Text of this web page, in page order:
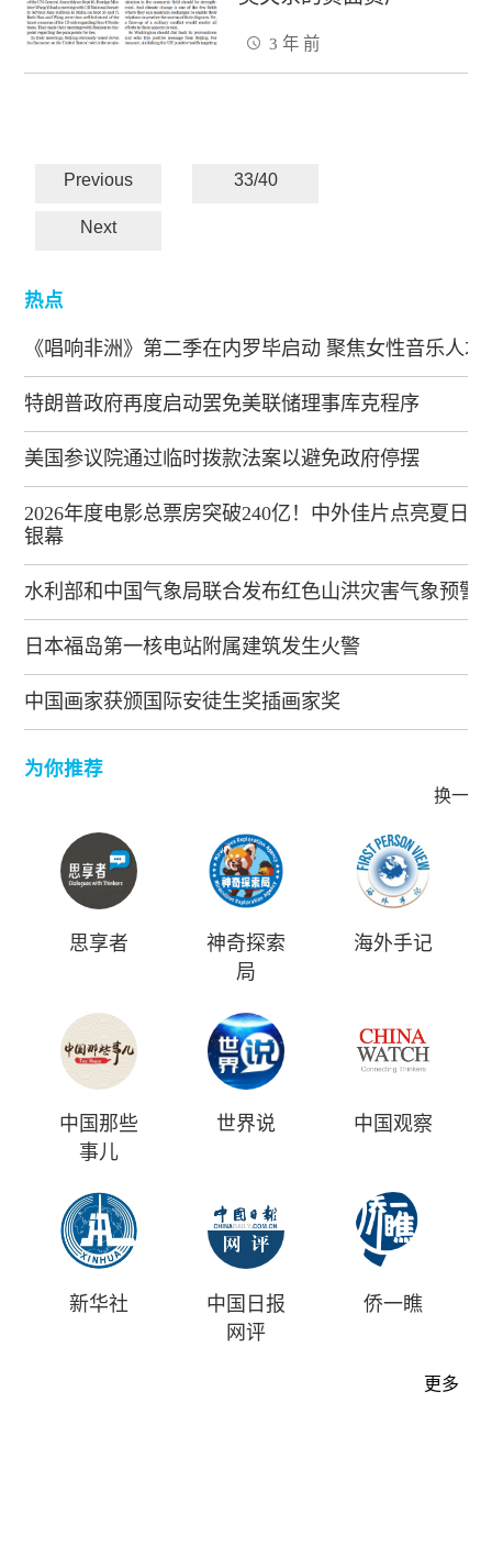
3 年 前
Previous 33/40
Next
热点
《唱响非洲》第二季在内罗毕启动 聚焦女性音乐人才
特朗普政府再度启动罢免美联储理事库克程序
美国参议院通过临时拨款法案以避免政府停摆
2026年度电影总票房突破240亿！中外佳片点亮夏日
银幕
水利部和中国气象局联合发布红色山洪灾害气象预警
日本福岛第一核电站附属建筑发生火警
中国画家获颁国际安徒生奖插画家奖
为你推荐
换一批
思享者
神奇探索
局
海外手记
中国那些
事儿
世界说 中国观察
新华社
中国日报
网评
侨一瞧
更多